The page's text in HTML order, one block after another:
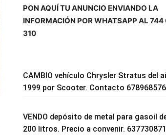
PON AQUÍ TU ANUNCIO ENVIANDO LA
INFORMACIÓN POR WHATSAPP AL
310
CAMBIO vehículo Chrysler Stratus del
1999 por Scooter. Contacto 678968576
VENDO depósito de metal para gasoil
200 litros. Precio a convenir.